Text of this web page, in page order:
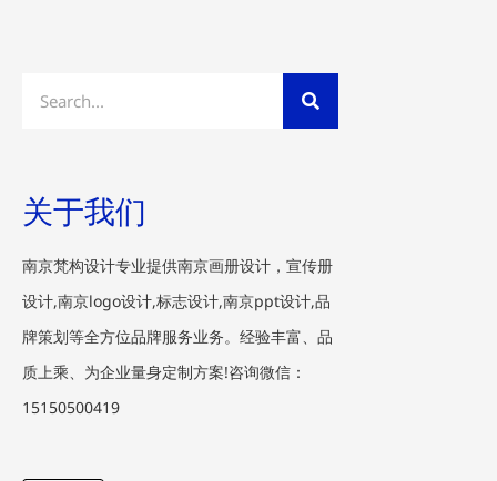
Search
关于我们
南京梵构设计专业提供南京画册设计，宣传册
设计,南京logo设计,标志设计,南京ppt设计,品
牌策划等全方位品牌服务业务。经验丰富、品
质上乘、为企业量身定制方案!咨询微信：
15150500419